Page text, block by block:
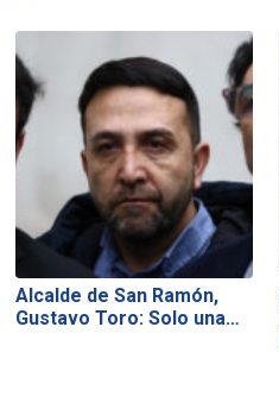
Alcalde de San Ramón,
Gustavo Toro: Solo una…